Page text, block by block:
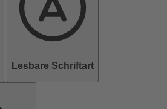
Lesbare Schriftart